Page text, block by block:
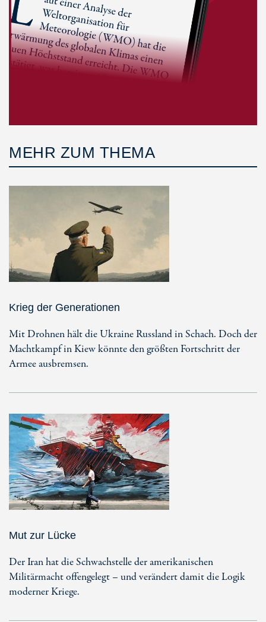
MEHR ZUM THEMA
Krieg der Generationen
Mit Drohnen hält die Ukraine Russland in Schach. Doch der
Machtkampf in Kiew könnte den größten Fortschritt der
Armee ausbremsen.
Mut zur Lücke
Der Iran hat die Schwachstelle der amerikanischen
Militärmacht offengelegt – und verändert damit die Logik
moderner Kriege.